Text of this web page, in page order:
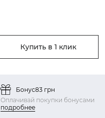
Купить в 1 клик
Бонус83 грн
Оплачивай покупки бонусами
подробнее